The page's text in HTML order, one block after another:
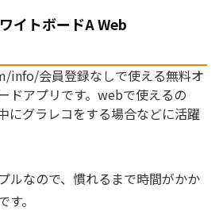
イトボードA Web
会員登録なしで使える無料オ
ドアプリです。webで使えるの
にグラレコをする場合などに活躍
ルなので、慣れるまで時間がかか
。